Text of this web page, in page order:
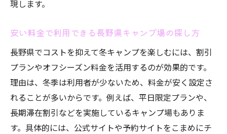
現します。
安い料金で利用できる長野県キャンプ場の探し方
長野県でコストを抑えて冬キャンプを楽しむには、割引
プランやオフシーズン料金を活用するのが効果的です。
理由は、冬季は利用者が少ないため、料金が安く設定さ
れることが多いからです。例えば、平日限定プランや、
長期滞在割引などを実施しているキャンプ場もありま
す。具体的には、公式サイトや予約サイトをこまめにチ